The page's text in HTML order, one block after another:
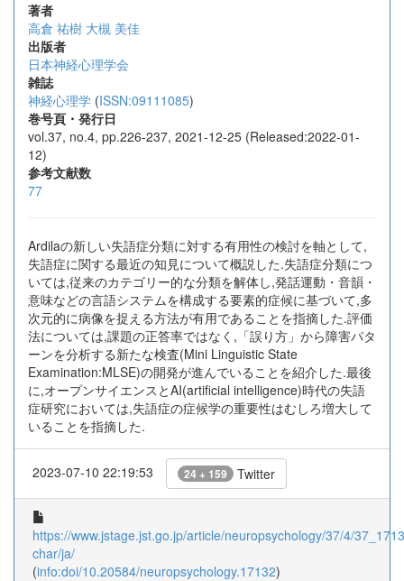
著者
高倉 祐樹 大槻 美佳
出版者
日本神経心理学会
雑誌
神経心理学 (ISSN:09111085)
巻号頁・発行日
vol.37, no.4, pp.226-237, 2021-12-25 (Released:2022-01-
12)
参考文献数
77
Ardilaの新しい失語症分類に対する有用性の検討を軸として,
失語症に関する最近の知見について概説した.失語症分類につ
いては,従来のカテゴリー的な分類を解体し,発話運動・音韻・
意味などの言語システムを構成する要素的症候に基づいて,多
次元的に病像を捉える方法が有用であることを指摘した.評価
法については,課題の正答率ではなく,「誤り方」から障害パタ
ーンを分析する新たな検査(Mini Linguistic State
Examination:MLSE)の開発が進んでいることを紹介した.最後
に,オープンサイエンスとAI(artificial intelligence)時代の失語
症研究においては,失語症の症候学の重要性はむしろ増大して
いることを指摘した.
2023-07-10 22:19:53 24 + 159 Twitter
https://www.jstage.jst.go.jp/article/neuropsychology/37/4/
char/ja/
(info:doi/10.20584/neuropsychology.17132)